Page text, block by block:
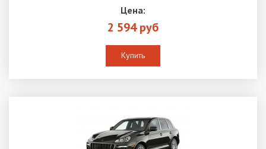
Цена:
2 594 руб
Купить